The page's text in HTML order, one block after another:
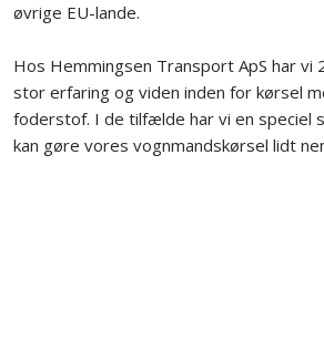
øvrige EU-lande.
Hos Hemmingsen Transport ApS har vi
stor erfaring og viden inden for kørsel
foderstof. I de tilfælde har vi en speciel
kan gøre vores vognmandskørsel lidt